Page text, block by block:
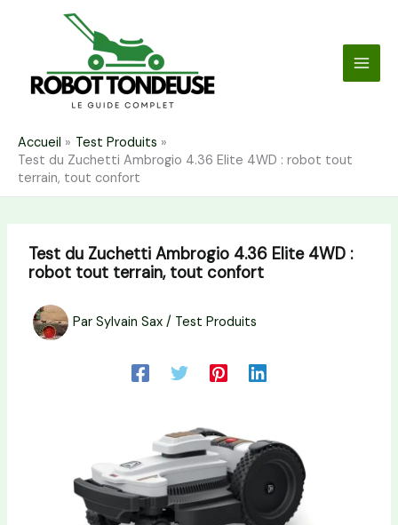
Accueil
Test Produits
Test du Zuchetti Ambrogio 4.36 Elite 4WD : robot tout
terrain, tout confort
Test du Zuchetti Ambrogio 4.36 Elite 4WD :
robot tout terrain, tout confort
Par Sylvain Sax / Test Produits